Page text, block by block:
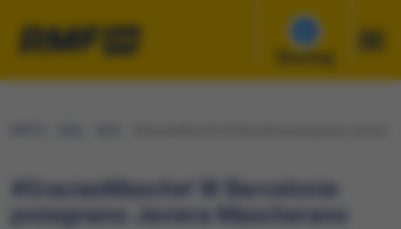
Słuchaj
#GraciasMasche! W Barcelonie
pożegnano Javiera Mascherano